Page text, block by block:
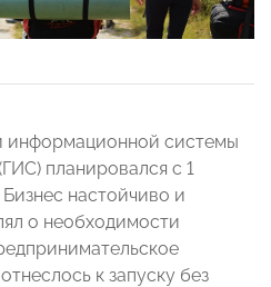
информационной системы
планировался с 1
настойчиво и
о необходимости
к запуску без